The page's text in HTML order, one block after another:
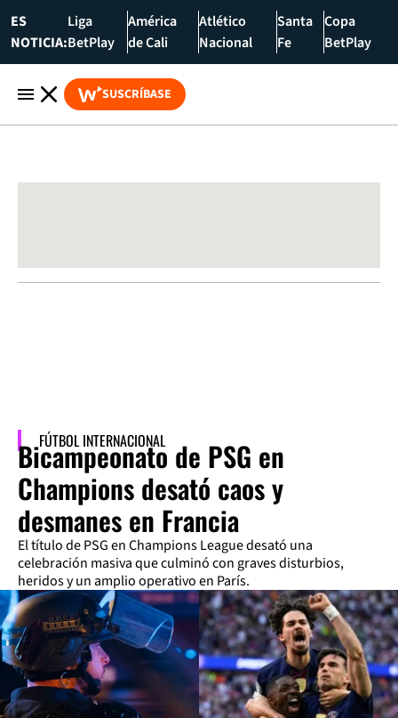
ES
NOTICIA:
Liga
BetPlay
América
de Cali
Atlético
Nacional
Santa
Fe
Copa
BetPlay
SUSCRÍBASE
FÚTBOL INTERNACIONAL
Bicampeonato de PSG en
Champions desató caos y
desmanes en Francia
El título de PSG en Champions League desató una
celebración masiva que culminó con graves disturbios,
heridos y un amplio operativo en París.